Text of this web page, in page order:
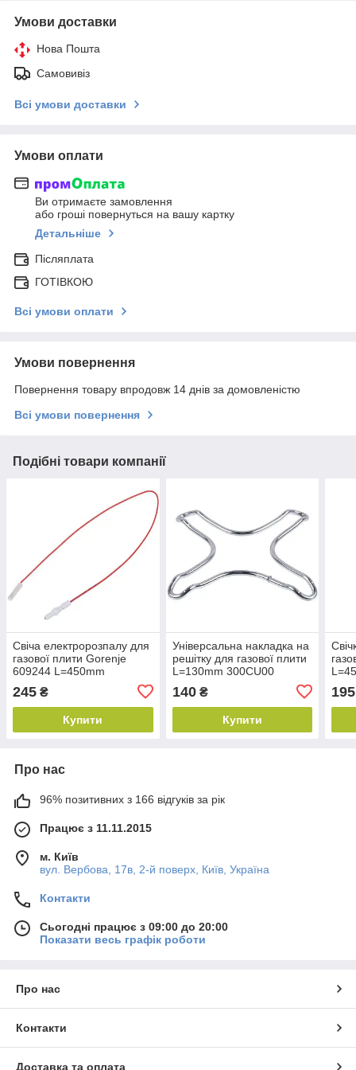
Умови доставки
Нова Пошта
Самовивіз
Всі умови доставки
Умови оплати
Ви отримаєте замовлення
або гроші повернуться на вашу картку
Детальніше
Післяплата
ГОТІВКОЮ
Всі умови оплати
Умови повернення
Повернення товару впродовж 14 днів за домовленістю
Всі умови повернення
Подібні товари компанії
Свіча електророзпалу для
газової плити Gorenje
609244 L=450mm
245 ₴
Купити
Універсальна накладка на
решітку для газової плити
L=130mm 300CU00
140₴
Купити
195
Про нас
96% позитивних з 166 відгуків за рік
Працює з 11.11.2015
м. Київ
вул. Вербова, 17в, 2-й поверх, Київ, Україна
Контакти
Сьогодні працює з 09:00 до 20:00
Показати весь графік роботи
Про нас
Контакти
Доставка та оплата